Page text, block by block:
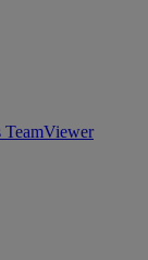
TeamViewer